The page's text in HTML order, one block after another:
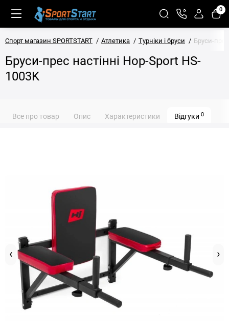
0
Спорт магазин SPORTSTART Атлетика Турніки і бруси Бруси-
Бруси-прес настінні Hop-Sport HS-
1003K
Все про товар Опис Характеристики Відгуки 0